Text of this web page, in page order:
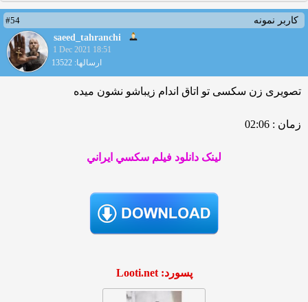
کاربر نمونه
#54
saeed_tahranchi
1 Dec 2021 18:51
ارسالها: 13522
تصویری زن سکسی تو اتاق اندام زیباشو نشون میده
زمان : 02:06
لينک دانلود فيلم سکسي ايراني
پسورد: Looti.net